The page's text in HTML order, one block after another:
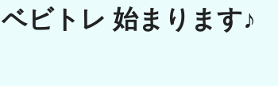
ベビトレ 始まります♪